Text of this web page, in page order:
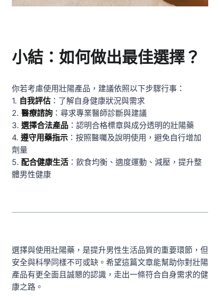
小結：如何做出最佳選擇？
你若考慮使用壯陽產品，建議依照以下步驟行事：
1. 自我評估 ：了解自身健康狀況與需求
2. 醫療諮詢 ：尋求專業醫師診斷與建議
3. 選擇合法產品 ：認明合格標章與成分透明的壯陽藥
4. 遵守用藥指示 ：按照醫囑及說明使用，避免自行增加
劑量
5. 配合健康生活 ：飲食均衡、適度運動、減壓，提升整
體男性健康
選擇與使用壯陽藥，是提升男性生活品質的重要環節，但
安全與科學同樣不可或缺。希望這篇文章能幫助你對壯陽
產品有更全面且誠懇的認識，走出一條符合自身需求的健
康之路。